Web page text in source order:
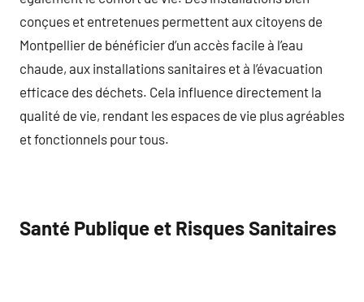
conçues et entretenues permettent aux citoyens de
Montpellier de bénéficier d’un accès facile à l’eau
chaude, aux installations sanitaires et à l’évacuation
efficace des déchets. Cela influence directement la
qualité de vie, rendant les espaces de vie plus agréables
et fonctionnels pour tous.
Santé Publique et Risques Sanitaires